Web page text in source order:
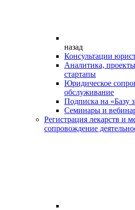
назад
Консультации
Аналитика,
стартапы
Юридическое
обслуживание
Подписка на «Базу
Семинары и
Регистрация лекарств и
сопровождение